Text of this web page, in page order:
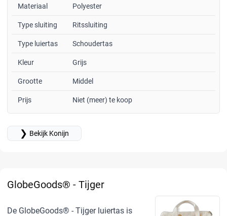
Materiaal Polyester
Type sluiting Ritssluiting
Type luiertas Schoudertas
Kleur Grijs
Grootte Middel
Prijs Niet (meer) te koop
❯ Bekijk Konijn
GlobeGoods® - Tijger
De GlobeGoods® - Tijger luiertas is